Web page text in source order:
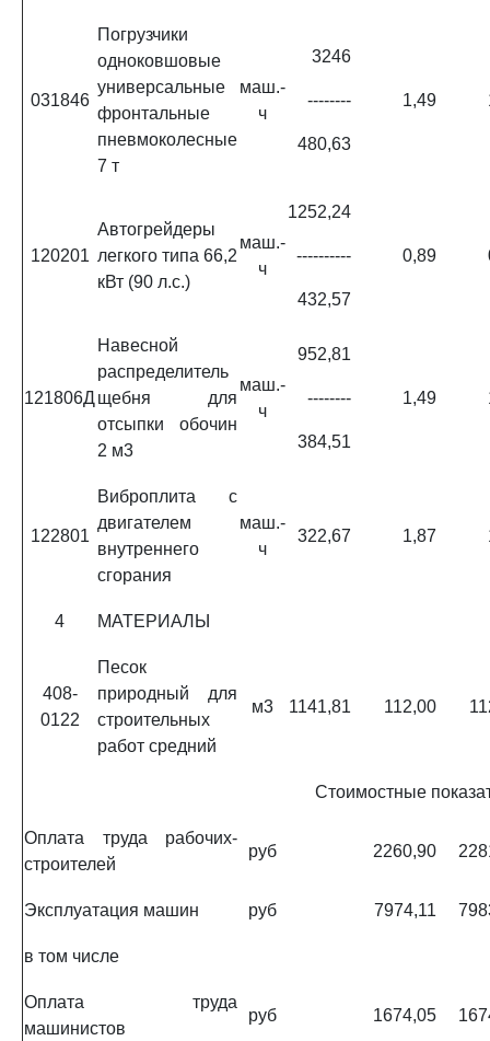
031846
Погрузчики
одноковшовые
универсальные
фронтальные
пневмоколесные
7 т
маш.-
ч
3246
--------
480,63
1,49
120201
Автогрейдеры
легкого типа 66,2
кВт (90 л.с.)
маш.-
ч
1252,24
----------
432,57
0,89
121806Д
Навесной
распределитель
щебня для
отсыпки обочин
2 м3
маш.-
ч
952,81
--------
384,51
1,49
122801
Виброплита с
двигателем
внутреннего
сгорания
маш.-
ч
322,67 1,87
4 МАТЕРИАЛЫ
408-
0122
Песок
природный для
строительных
работ средний
м3 1141,81 112,00
Стоимостные
Оплата труда рабочих-
строителей
руб 2260,90
Эксплуатация машин руб 7974,11
в том числе
Оплата труда
машинистов
руб 1674,05